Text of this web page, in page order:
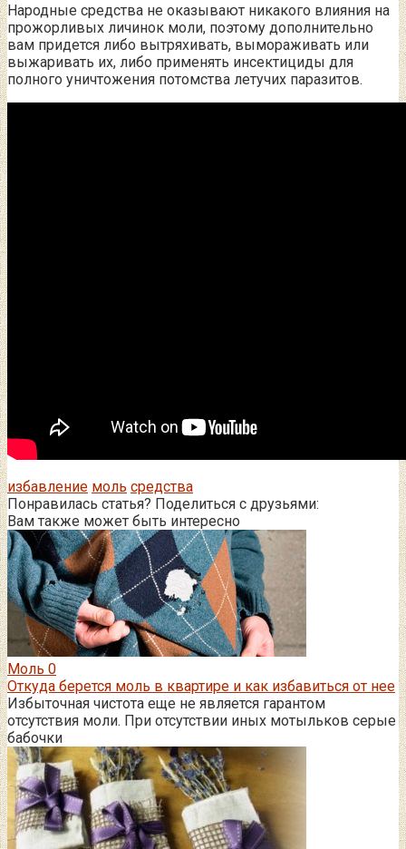
Народные средства не оказывают никакого влияния на
прожорливых личинок моли, поэтому дополнительно
вам придется либо вытряхивать, вымораживать или
выжаривать их, либо применять инсектициды для
полного уничтожения потомства летучих паразитов.
избавление моль средства
Понравилась статья? Поделиться с друзьями:
Вам также может быть интересно
Моль 0
Откуда берется моль в квартире и как избавиться от нее
Избыточная чистота еще не является гарантом
отсутствия моли. При отсутствии иных мотыльков серые
бабочки